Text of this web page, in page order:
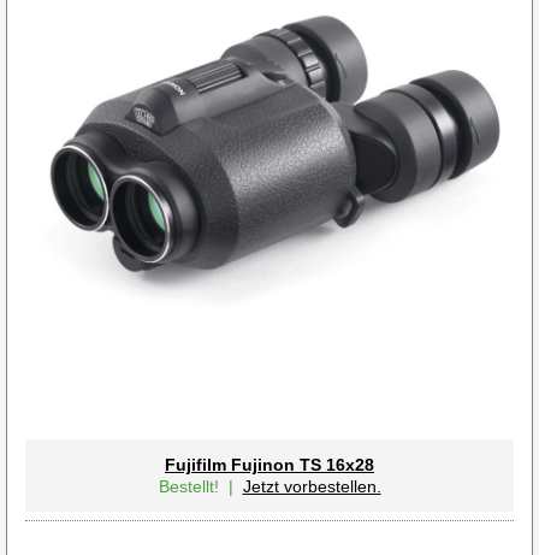
Fujifilm Fujinon TS 16x28
Bestellt!
| Jetzt vorbestellen.